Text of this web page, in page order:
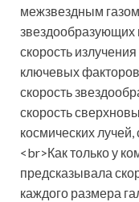
межзвездным
звездообразующих
скорость
ключевых
скорость
скорость
космических
<br>Как только у
предсказывала
каждого размера